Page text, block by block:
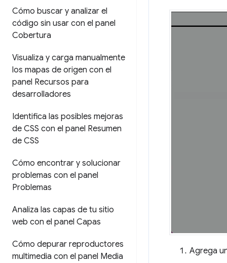
Cómo buscar y analizar el
código sin usar con el panel
Cobertura
Visualiza y carga manualmente
los mapas de origen con el
panel Recursos para
desarrolladores
Identifica las posibles mejoras
de CSS con el panel Resumen
de CSS
Cómo encontrar y solucionar
problemas con el panel
Problemas
Analiza las capas de tu sitio
web con el panel Capas
Cómo depurar reproductores
multimedia con el panel Media
Agrega